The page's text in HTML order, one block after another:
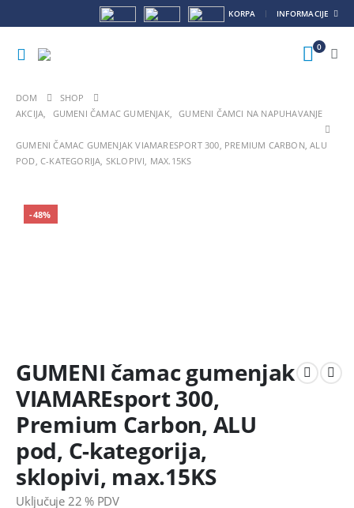
KORPA INFORMACIJE
0
DOM
SHOP
AKCIJA, GUMENI ČAMAC GUMENJAK, GUMENI ČAMCI NA NAPUHAVANJE
GUMENI ČAMAC GUMENJAK VIAMARESPORT 300, PREMIUM CARBON, ALU
POD, C-KATEGORIJA, SKLOPIVI, MAX.15KS
-48%
GUMENI čamac gumenjak
VIAMAREsport 300,
Premium Carbon, ALU
pod, C-kategorija,
sklopivi, max.15KS
Uključuje 22 % PDV